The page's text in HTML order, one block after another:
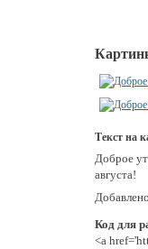
Текст на
Доброе
августа!
Код для
<a